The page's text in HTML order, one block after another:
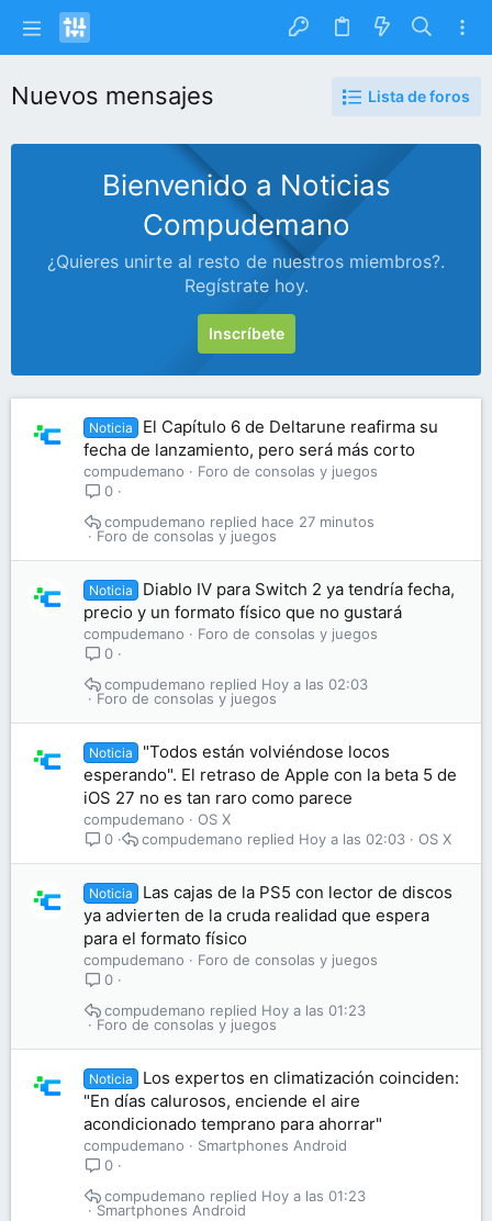
Nuevos mensajes Lista de foros
Bienvenido a Noticias
Compudemano
¿Quieres unirte al resto de nuestros miembros?.
Regístrate hoy.
Inscríbete
Noticia
El Capítulo 6 de Deltarune reafirma su
fecha de lanzamiento, pero será más corto
compudemano
Foro de consolas y juegos
0
Foro de consolas y juegos
hace 27 minutos
compudemano
Noticia
Diablo IV para Switch 2 ya tendría fecha,
precio y un formato físico que no gustará
compudemano
Foro de consolas y juegos
0
Foro de consolas y juegos
Hoy a las 02:03
compudemano
Noticia
"Todos están volviéndose locos
esperando". El retraso de Apple con la beta 5 de
iOS 27 no es tan raro como parece
compudemano
OS X
0
OS X
Hoy a las 02:03
compudemano
Noticia
Las cajas de la PS5 con lector de discos
ya advierten de la cruda realidad que espera
para el formato físico
compudemano
Foro de consolas y juegos
0
Foro de consolas y juegos
Hoy a las 01:23
compudemano
Noticia
Los expertos en climatización coinciden:
"En días calurosos, enciende el aire
acondicionado temprano para ahorrar"
compudemano
Smartphones Android
0
Smartphones Android
Hoy a las 01:23
compudemano